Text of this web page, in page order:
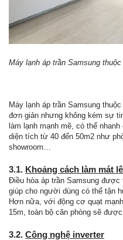
Máy lạnh áp trần Samsung
Máy lạnh áp trần Samsung
đơn giản nhưng không kém sự
làm lạnh mạnh mẽ, có thể
diện tích từ 40 đến 50m2 như
showroom…
3.1. Khoảng cách làm mát
Điều hòa áp trần Samsung được
giúp cho người dùng có thể tận
Hơn nữa, với động cơ quạt
15m, toàn bộ căn phòng sẽ
3.2. Công nghệ inverter